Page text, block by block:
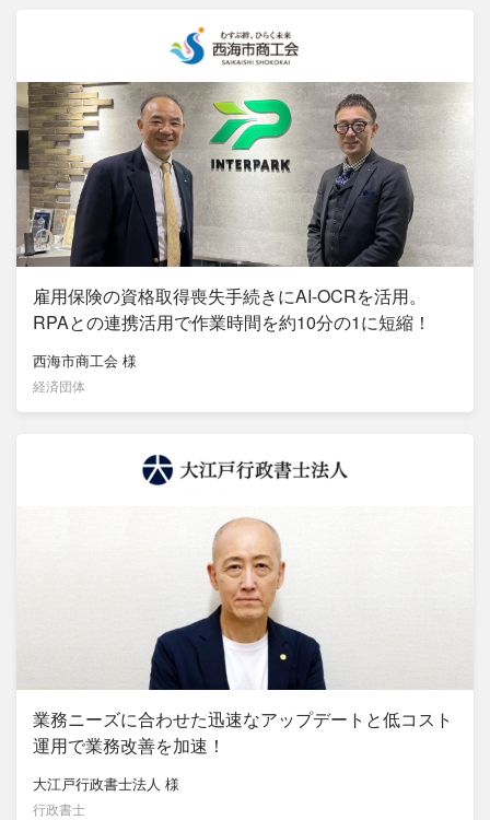
雇用保険の資格取得喪失手続きにAI-OCRを活用。
RPAとの連携活用で作業時間を約10分の1に短縮！
西海市商工会 様
経済団体
業務ニーズに合わせた迅速なアップデートと低コスト
運用で業務改善を加速！
大江戸行政書士法人 様
行政書士